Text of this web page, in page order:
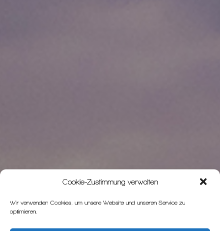
Cookie-Zustimmung verwalten
Wir verwenden Cookies, um unsere Website und unseren Service zu
optimieren.